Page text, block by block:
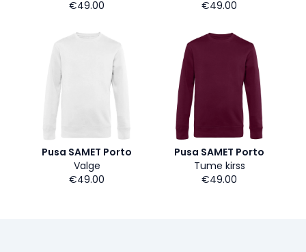
€49.00
€49.00
Pusa SAMET Porto
Valge
€49.00
Pusa SAMET Porto
Tume kirss
€49.00